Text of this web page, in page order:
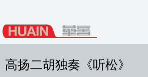
高扬二胡独奏《听松》